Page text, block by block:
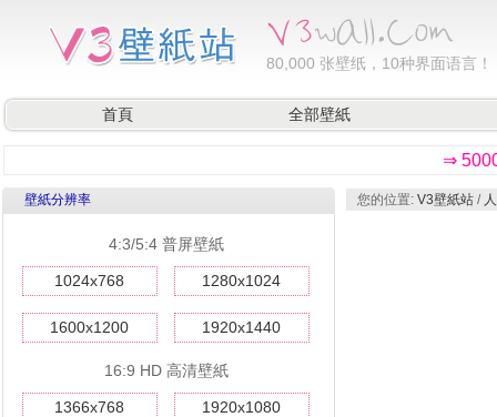
80,000 张壁纸，10种界面语言！
首頁 全部壁紙
⇒
壁紙分辨率
4:3/5:4 普屏壁紙
1024x768 1280x1024
1600x1200 1920x1440
16:9 HD 高清壁紙
1366x768 1920x1080
您的位置: V3壁紙站 /